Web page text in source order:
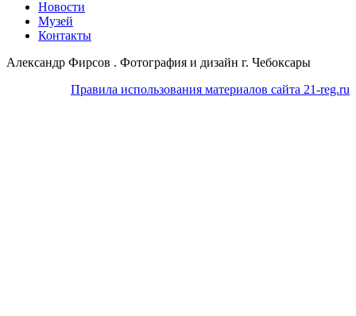
Новости
Музей
Контакты
Александр Фирсов . Фотография и дизайн г. Чебоксары
Правила использования материалов сайта 21-reg.ru